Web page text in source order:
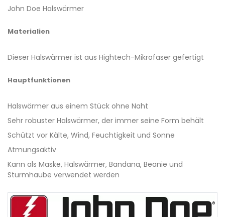
John Doe Halswärmer
Materialien
Dieser Halswärmer ist aus Hightech-Mikrofaser gefertigt
Hauptfunktionen
Halswärmer aus einem Stück ohne Naht
Sehr robuster Halswärmer, der immer seine Form behält
Schützt vor Kälte, Wind, Feuchtigkeit und Sonne
Atmungsaktiv
Kann als Maske, Halswärmer, Bandana, Beanie und
Sturmhaube verwendet werden